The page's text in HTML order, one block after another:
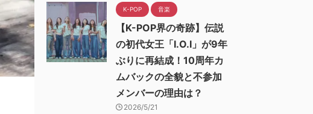
K-POP 音楽
【K-POP界の奇跡】伝説
の初代女王「I.O.I」が9年
ぶりに再結成！10周年カ
ムバックの全貌と不参加
メンバーの理由は？
2026/5/21